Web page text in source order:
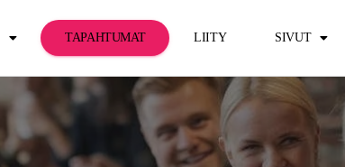
TAPAHTUMAT LIITY SIVUT